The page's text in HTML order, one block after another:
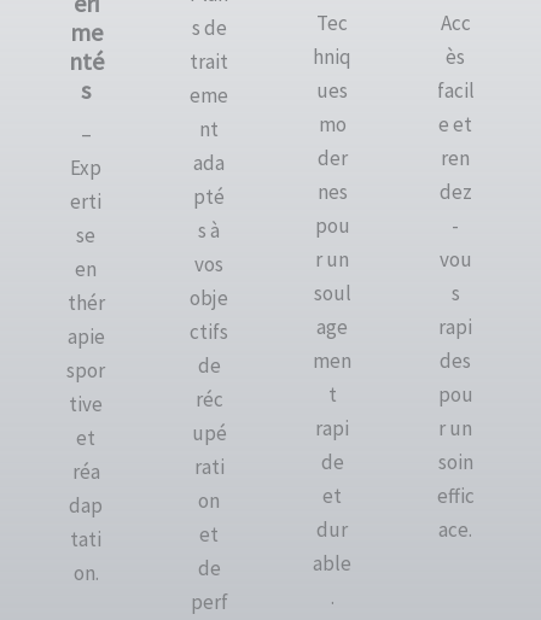
me
nté
s
–
Exp
erti
se
en
thér
apie
spor
tive
et
réa
dap
tati
on.
s de
trait
eme
nt
ada
pté
s à
vos
obje
ctifs
de
réc
upé
rati
on
et
de
perf
Tec
hniq
ues
mo
der
nes
pou
r un
soul
age
men
t
rapi
de
et
dur
able
.
Acc
ès
facil
e et
ren
dez
-
vou
s
rapi
des
pou
r un
soin
effic
ace.